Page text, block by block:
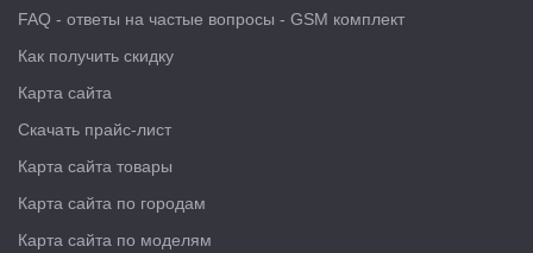
FAQ - ответы на частые вопросы - GSM комплект
Как получить скидку
Карта сайта
Скачать прайс-лист
Карта сайта товары
Карта сайта по городам
Карта сайта по моделям